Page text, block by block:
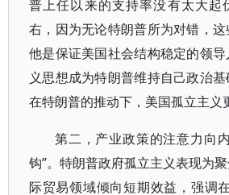
普上任以来的支持率没有太大起
右，因为无论特朗普所为对错，这
他是保证美国社会结构稳定的领
义思想成为特朗普维持自己政治基
在特朗普的推动下，美国孤立主义
第二，产业政策的注意力向
钩”。特朗普政府孤立主义表现为
际贸易领域倾向短期效益，强调